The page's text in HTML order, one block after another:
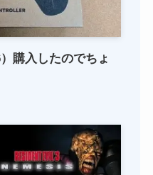
購入したのでちょ